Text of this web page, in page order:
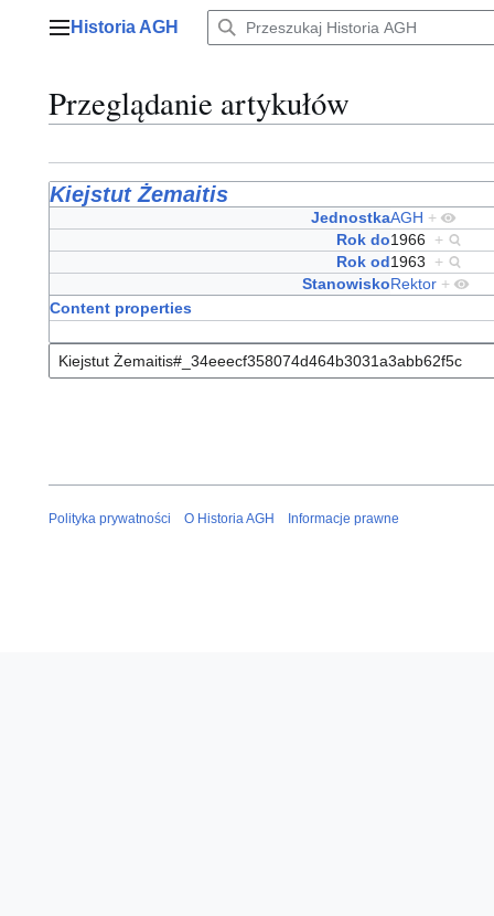
Menu główne
Historia AGH
Przeglądanie artykułów
Kiejstut Żemaitis
JednostkaAGH +
Rok do1966
+
Rok od1963
+
StanowiskoRektor +
Content properties
Polityka prywatności O Historia AGH Informacje prawne